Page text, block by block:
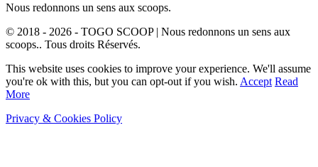
Nous redonnons un sens aux scoops.
© 2018 - 2026 - TOGO SCOOP | Nous redonnons un sens aux
scoops.. Tous droits Réservés.
This website uses cookies to improve your experience. We'll assume
you're ok with this, but you can opt-out if you wish. Accept Read
More
Privacy & Cookies Policy